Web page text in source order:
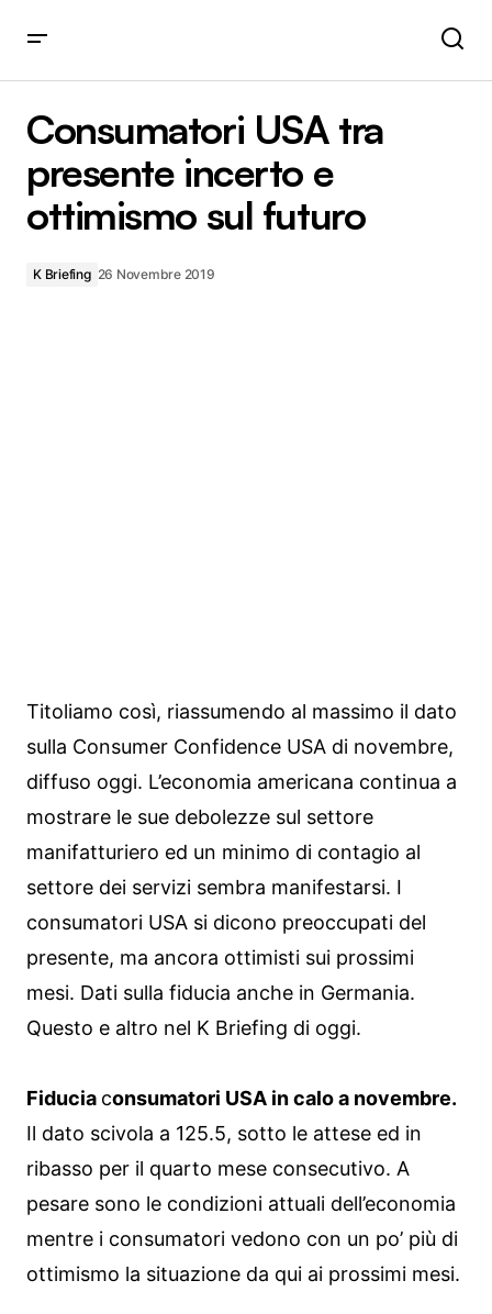
Consumatori USA tra
presente incerto e
ottimismo sul futuro
K Briefing 26 Novembre 2019
Titoliamo così, riassumendo al massimo il dato
sulla Consumer Confidence USA di novembre,
diffuso oggi. L’economia americana continua a
mostrare le sue debolezze sul settore
manifatturiero ed un minimo di contagio al
settore dei servizi sembra manifestarsi. I
consumatori USA si dicono preoccupati del
presente, ma ancora ottimisti sui prossimi
mesi. Dati sulla fiducia anche in Germania.
Questo e altro nel K Briefing di oggi.
Fiducia consumatori USA in calo a novembre.
Il dato scivola a 125.5, sotto le attese ed in
ribasso per il quarto mese consecutivo. A
pesare sono le condizioni attuali dell’economia
mentre i consumatori vedono con un po’ più di
ottimismo la situazione da qui ai prossimi mesi.